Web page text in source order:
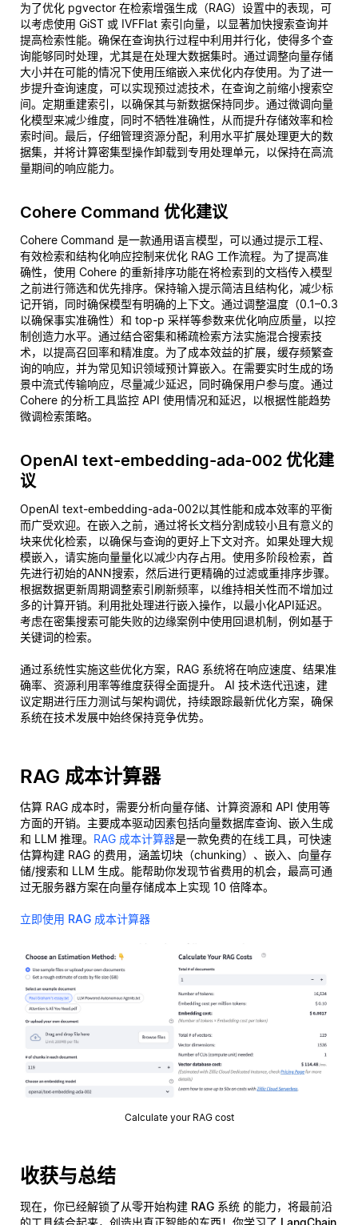
为了优化 pgvector 在检索增强生成（RAG）设置中的表现，可
以考虑使用 GiST 或 IVFFlat 索引向量，以显著加快搜索查询并
提高检索性能。确保在查询执行过程中利用并行化，使得多个查
询能够同时处理，尤其是在处理大数据集时。通过调整向量存储
大小并在可能的情况下使用压缩嵌入来优化内存使用。为了进一
步提升查询速度，可以实现预过滤技术，在查询之前缩小搜索空
间。定期重建索引，以确保其与新数据保持同步。通过微调向量
化模型来减少维度，同时不牺牲准确性，从而提升存储效率和检
索时间。最后，仔细管理资源分配，利用水平扩展处理更大的数
据集，并将计算密集型操作卸载到专用处理单元，以保持在高流
量期间的响应能力。
Cohere Command 优化建议
Cohere Command 是一款通用语言模型，可以通过提示工程、
有效检索和结构化响应控制来优化 RAG 工作流程。为了提高准
确性，使用 Cohere 的重新排序功能在将检索到的文档传入模型
之前进行筛选和优先排序。保持输入提示简洁且结构化，减少标
记开销，同时确保模型有明确的上下文。通过调整温度（0.1–0.3
以确保事实准确性）和 top-p 采样等参数来优化响应质量，以控
制创造力水平。通过结合密集和稀疏检索方法实施混合搜索技
术，以提高召回率和精准度。为了成本效益的扩展，缓存频繁查
询的响应，并为常见知识领域预计算嵌入。在需要实时生成的场
景中流式传输响应，尽量减少延迟，同时确保用户参与度。通过
Cohere 的分析工具监控 API 使用情况和延迟，以根据性能趋势
微调检索策略。
OpenAI text-embedding-ada-002 优化建
议
OpenAI text-embedding-ada-002以其性能和成本效率的平衡
而广受欢迎。在嵌入之前，通过将长文档分割成较小且有意义的
块来优化检索，以确保与查询的更好上下文对齐。如果处理大规
模嵌入，请实施向量量化以减少内存占用。使用多阶段检索，首
先进行初始的ANN搜索，然后进行更精确的过滤或重排序步骤。
根据数据更新周期调整索引刷新频率，以维持相关性而不增加过
多的计算开销。利用批处理进行嵌入操作，以最小化API延迟。
考虑在密集搜索可能失败的边缘案例中使用回退机制，例如基于
关键词的检索。
通过系统性实施这些优化方案，RAG 系统将在响应速度、结果准
确率、资源利用率等维度获得全面提升。 AI 技术迭代迅速，建
议定期进行压力测试与架构调优，持续跟踪最新优化方案，确保
系统在技术发展中始终保持竞争优势。
RAG 成本计算器
估算 RAG 成本时，需要分析向量存储、计算资源和 API 使用等
方面的开销。主要成本驱动因素包括向量数据库查询、嵌入生成
和 LLM 推理。 RAG 成本计算器是一款免费的在线工具，可快速
估算构建 RAG 的费用，涵盖切块（chunking）、嵌入、向量存
储/搜索和 LLM 生成。能帮助你发现节省费用的机会，最高可通
过无服务器方案在向量存储成本上实现 10 倍降本。
立即使用 RAG 成本计算器
Calculate your RAG cost
收获与总结
现在，你已经解锁了从零开始构建 RAG 系统 的能力，将最前沿
的工具结合起来，创造出真正智能的东西！你学习了 LangChain